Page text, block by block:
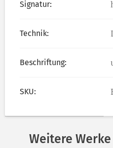
Signatur:
Technik:
Beschriftung:
SKU:
Weitere